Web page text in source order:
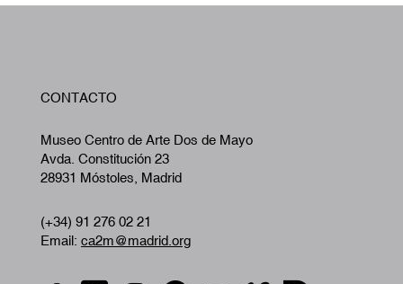
CONTACTO
Museo Centro de Arte Dos de Mayo
Avda. Constitución 23
28931 Móstoles, Madrid
(+34) 91 276 02 21
Email: ca2m@madrid.org